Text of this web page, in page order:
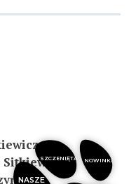
Sitkiewicz
SZCZENIĘTA NOWINKI
NASZE